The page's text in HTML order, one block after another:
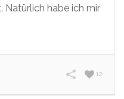
Natürlich habe ich mir
12